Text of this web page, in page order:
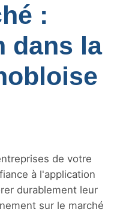
:
dans la
de votre
à l'application
durablement leur
sur le marché